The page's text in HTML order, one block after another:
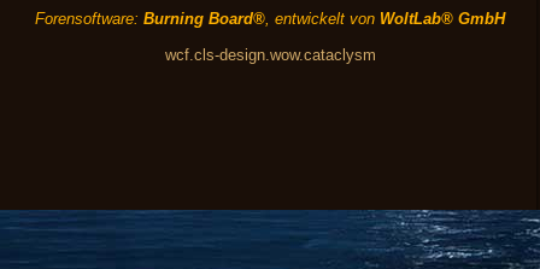
Forensoftware: Burning Board®, entwickelt von WoltLab® GmbH
wcf.cls-design.wow.cataclysm